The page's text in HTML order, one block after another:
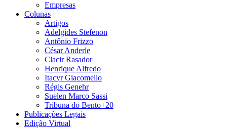
Empresas
Colunas
Artigos
Adelgides Stefenon
Antônio Frizzo
César Anderle
Clacir Rasador
Henrique Alfredo
Itacyr Giacomello
Régis Genehr
Suelen Marco Sassi
Tribuna do Bento+20
Publicações Legais
Edição Virtual